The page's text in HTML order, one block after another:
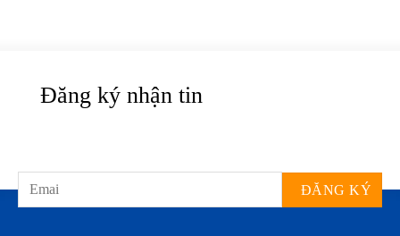
Đăng ký nhận tin